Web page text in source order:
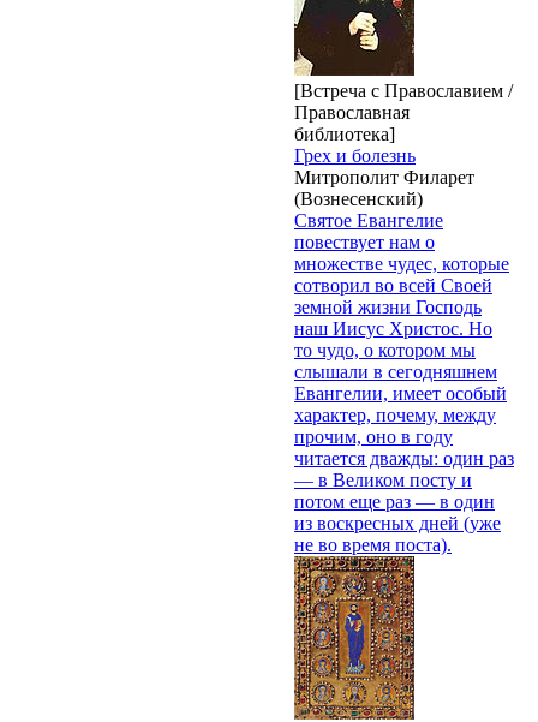
[Встреча с Православием /
Православная
библиотека]
Грех и болезнь
Митрополит Филарет
(Вознесенский)
Святое Евангелие
повествует нам о
множестве чудес, которые
сотворил во всей Своей
земной жизни Господь
наш Иисус Христос. Но
то чудо, о котором мы
слышали в сегодняшнем
Евангелии, имеет особый
характер, почему, между
прочим, оно в году
читается дважды: один раз
— в Великом посту и
потом еще раз — в один
из воскресных дней (уже
не во время поста).